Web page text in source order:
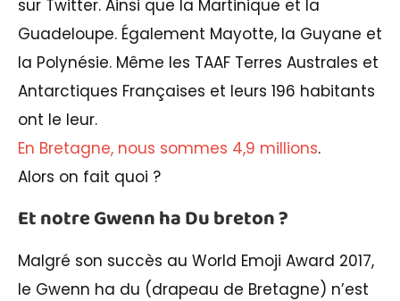
sur Twitter. Ainsi que la Martinique et la
Guadeloupe. Également Mayotte, la Guyane et
la Polynésie. Même les TAAF Terres Australes et
Antarctiques Françaises et leurs 196 habitants
ont le leur.
En Bretagne, nous sommes 4,9 millions.
Alors on fait quoi ?
Et notre Gwenn ha Du breton ?
Malgré son succès au World Emoji Award 2017,
le Gwenn ha du (drapeau de Bretagne) n’est